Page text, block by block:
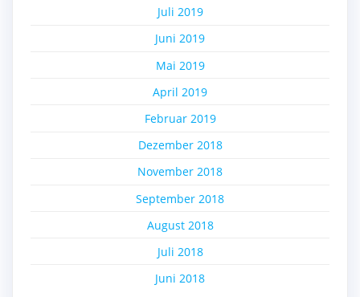
Juli 2019
Juni 2019
Mai 2019
April 2019
Februar 2019
Dezember 2018
November 2018
September 2018
August 2018
Juli 2018
Juni 2018